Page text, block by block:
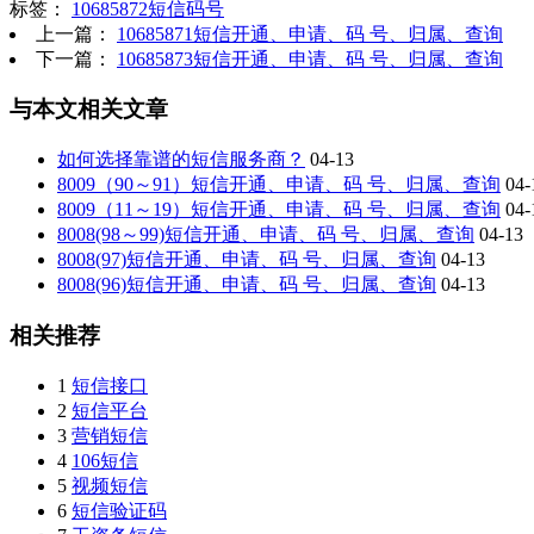
标签： 10685872短信码号
上一篇： 10685871短信开通、申请、码 号、归属、查询
下一篇： 10685873短信开通、申请、码 号、归属、查询
与本文相关文章
如何选择靠谱的短信服务商？ 04-13
8009（90～91）短信开通、申请、码 号、归属、查询 04-
8009（11～19）短信开通、申请、码 号、归属、查询 04-
8008(98～99)短信开通、申请、码 号、归属、查询 04-13
8008(97)短信开通、申请、码 号、归属、查询 04-13
8008(96)短信开通、申请、码 号、归属、查询 04-13
相关推荐
1 短信接口
2 短信平台
3 营销短信
4 106短信
5 视频短信
6 短信验证码